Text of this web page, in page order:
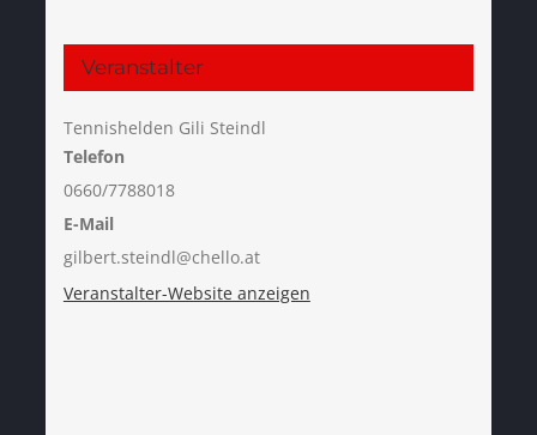
Veranstalter
Tennishelden Gili Steindl
Telefon
0660/7788018
E-Mail
gilbert.steindl@chello.at
Veranstalter-Website anzeigen